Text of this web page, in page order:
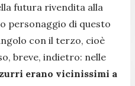
futura rivendita alla
personaggio di questo
con il terzo, cioè
breve, indietro: nelle
erano vicinissimi a